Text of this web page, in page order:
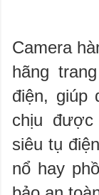
Camera
hãng
điện, giúp
chịu được
siêu tụ
nổ hay